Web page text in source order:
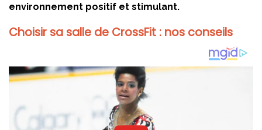
environnement positif et stimulant.
Choisir sa salle de CrossFit : nos conseils